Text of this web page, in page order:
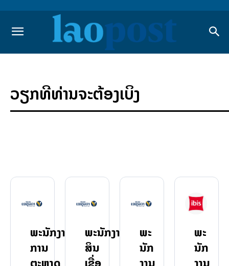
ວຽກທີ່ທ່ານຈະຕ້ອງເບິ່ງ
ພະນັກງານ
ການ
ຕະຫຼາດ
ພະນັກງານ
ສິນ
ເຊື່ອ
​ພະ
ນັກ
ງານ
ພະ
ນັກ
ງານ